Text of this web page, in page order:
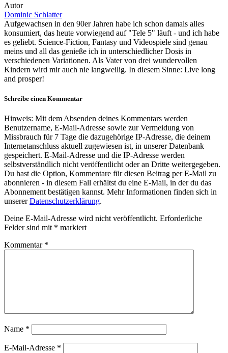
Autor
Dominic Schlatter
Aufgewachsen in den 90er Jahren habe ich schon damals alles
konsumiert, das heute vorwiegend auf "Tele 5" läuft - und ich habe
es geliebt. Science-Fiction, Fantasy und Videospiele sind genau
meins und all das genieße ich in unterschiedlicher Dosis in
verschiedenen Variationen. Als Vater von drei wundervollen
Kindern wird mir auch nie langweilig. In diesem Sinne: Live long
and prosper!
Schreibe einen Kommentar
Hinweis: Mit dem Absenden deines Kommentars werden
Benutzername, E-Mail-Adresse sowie zur Vermeidung von
Missbrauch für 7 Tage die dazugehörige IP-Adresse, die deinem
Internetanschluss aktuell zugewiesen ist, in unserer Datenbank
gespeichert. E-Mail-Adresse und die IP-Adresse werden
selbstverständlich nicht veröffentlicht oder an Dritte weitergegeben.
Du hast die Option, Kommentare für diesen Beitrag per E-Mail zu
abonnieren - in diesem Fall erhältst du eine E-Mail, in der du das
Abonnement bestätigen kannst. Mehr Informationen finden sich in
unsererDatenschutzerklärung.
Deine E-Mail-Adresse wird nicht veröffentlicht. Erforderliche
Felder sind mit * markiert
Kommentar *
Name *
E-Mail-Adresse *